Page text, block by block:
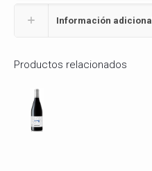
Información adicional
Productos relacionados